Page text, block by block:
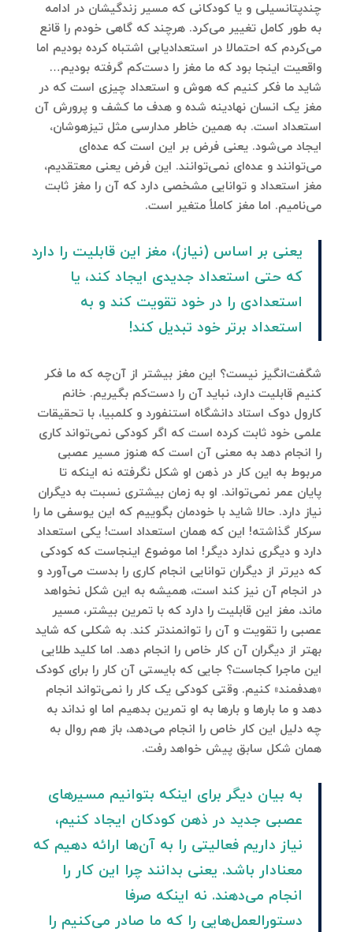
چندپتانسیلی و یا کودکانی که مسیر زندگیشان در ادامه
به طور کامل تغییر می‌کرد. هرچند که گاهی خودم را قانع
می‌کردم که احتمالا در استعدادیابی اشتباه کرده بودیم اما
واقعیت اینجا بود که ما مغز را دست‌کم گرفته بودیم…
شاید ما فکر کنیم که هوش و استعداد چیزی است که در
مغز یک انسان نهادینه شده و هدف ما کشف و پرورش آن
استعداد است. به همین خاطر مدارسی مثل تیزهوشان،
ایجاد می‌شود. یعنی فرض بر این است که عده‌ای
می‌توانند و عده‌ای نمی‌توانند. این فرض یعنی معتقدیم،
مغز استعداد و توانایی مشخصی دارد که آن را مغز ثابت
می‌نامیم. اما مغز کاملاً متغیر است.
یعنی بر اساس (نیاز)، مغز این قابلیت را دارد
که حتی استعداد جدیدی ایجاد کند، یا
استعدادی را در خود تقویت کند و به
استعداد برتر خود تبدیل کند!
شگفت‌انگیز نیست؟ این مغز بیشتر از آن‌چه که ما فکر
کنیم قابلیت دارد، نباید آن را دست‌کم بگیریم. خانم
کارول دوک استاد دانشگاه استنفورد و کلمبیا، با تحقیقات
علمی خود ثابت‌ کرده است که اگر کودکی نمی‌تواند کاری
را انجام دهد به معنی آن است که هنوز مسیر عصبی
مربوط به این کار در ذهن او شکل نگرفته نه اینکه تا
پایان عمر نمی‌تواند. او به زمان بیشتری نسبت به دیگران
نیاز دارد. حالا شاید با خودمان بگوییم که این یوسفی ما را
سرکار گذاشته! این که همان استعداد است! یکی استعداد
دارد و دیگری ندارد دیگر! اما موضوع اینجاست که کودکی
که دیرتر از دیگران توانایی انجام کاری را بدست می‌آورد و
در انجام آن نیز کند است، همیشه به این شکل نخواهد
ماند، مغز این قابلیت را دارد که با تمرین بیشتر، مسیر
عصبی را تقویت و آن را توانمندتر کند. به شکلی که شاید
بهتر از دیگران آن کار خاص را انجام دهد. اما کلید طلایی
این ماجرا کجاست؟ جایی که بایستی آن کار را برای کودک
«هدفمند» کنیم. وقتی کودکی یک کار را نمی‌تواند انجام
دهد و ما بارها و بارها به او تمرین بدهیم اما او نداند به
چه دلیل این کار خاص را انجام می‌دهد، باز هم روال به
همان شکل سابق پیش خواهد رفت.
به بیان دیگر برای اینکه بتوانیم مسیرهای
عصبی جدید در ذهن کودکان ایجاد کنیم،
نیاز داریم فعالیتی را به آن‌ها ارائه دهیم که
معنادار باشد. یعنی بدانند چرا این کار را
انجام می‌دهند. نه اینکه صرفا
دستورالعمل‌هایی را که ما صادر می‌کنیم را